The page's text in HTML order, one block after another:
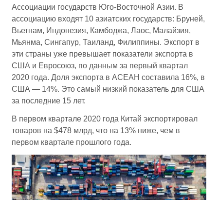
Ассоциации государств Юго-Восточной Азии. В
ассоциацию входят 10 азиатских государств: Бруней,
Вьетнам, Индонезия, Камбоджа, Лаос, Малайзия,
Мьянма, Сингапур, Таиланд, Филиппины. Экспорт в
эти страны уже превышает показатели экспорта в
США и Евросоюз, по данным за первый квартал
2020 года. Доля экспорта в АСЕАН составила 16%, в
США — 14%. Это самый низкий показатель для США
за последние 15 лет.
В первом квартале 2020 года Китай экспортировал
товаров на $478 млрд, что на 13% ниже, чем в
первом квартале прошлого года.